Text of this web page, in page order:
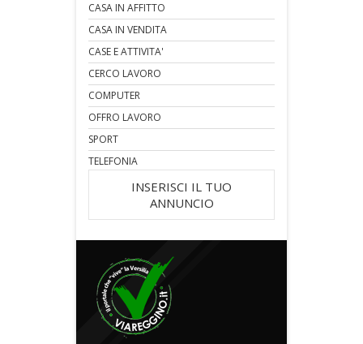
CASA IN AFFITTO
CASA IN VENDITA
CASE E ATTIVITA'
CERCO LAVORO
COMPUTER
OFFRO LAVORO
SPORT
TELEFONIA
INSERISCI IL TUO
ANNUNCIO